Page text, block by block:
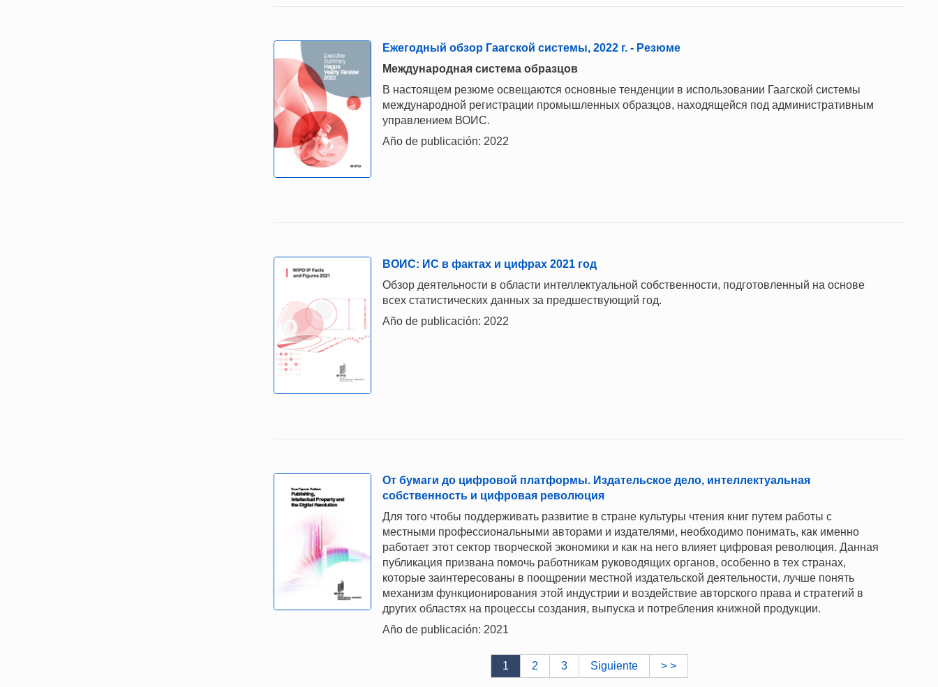
Ежегодный обзор Гаагской системы, 2022 г. - Резюме
Mеждународная система образцов
В настоящем резюме освещаются основные тенденции в использовании Гаагской системы
международной регистрации промышленных образцов, находящейся под административным
управлением ВОИС.
Año de publicación: 2022
ВОИС: ИС в фактах и цифрах 2021 год
Обзор деятельности в области интеллектуальной собственности, подготовленный на основе
всех статистических данных за предшествующий год.
Año de publicación: 2022
От бумаги до цифровой платформы. Издательское дело, интеллектуальная
собственность и цифровая революция
Для того чтобы поддерживать развитие в стране культуры чтения книг путем работы с
местными профессиональными авторами и издателями, необходимо понимать, как именно
работает этот сектор творческой экономики и как на него влияет цифровая революция. Данная
публикация призвана помочь работникам руководящих органов, особенно в тех странах,
которые заинтересованы в поощрении местной издательской деятельности, лучше понять
механизм функционирования этой индустрии и воздействие авторского права и стратегий в
других областях на процессы создания, выпуска и потребления книжной продукции.
Año de publicación: 2021
1 2 3 Siguiente > >